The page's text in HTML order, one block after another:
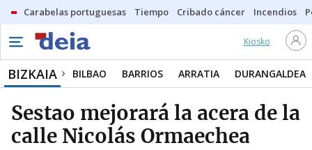
Carabelas portuguesas Tiempo Cribado cáncer Incendios
Kiosko
BIZKAIA BILBAO BARRIOS ARRATIA DURANGALDEA
Sestao mejorará la acera de la
calle Nicolás Ormaechea